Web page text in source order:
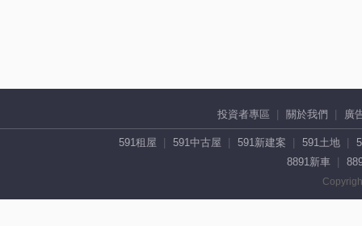
投資者專區 關於我們 廣
591租屋 591中古屋 591新建案 591土地
8891新車